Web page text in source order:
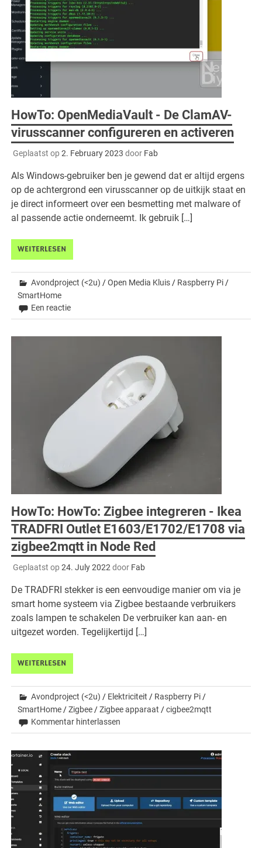
HowTo: OpenMediaVault - De ClamAV-
virusscanner configureren en activeren
Geplaatst op 2. February 2023 door Fab
Als Windows-gebruiker ben je gewend dat er altijd ergens
op de achtergrond een virusscanner op de uitkijk staat en
je direct informeert over een besmetting met malware of
al passende actie onderneemt. Ik gebruik […]
WEITERLESEN
Avondproject (<2u) /Open Media Kluis / Raspberry Pi /
SmartHome
Een reactie
HowTo: HowTo: Zigbee integreren - Ikea
TRADFRI Outlet E1603/E1702/E1708 via
zigbee2mqtt in Node Red
Geplaatst op 24. July 2022 door Fab
De TRADFRI stekker is een eenvoudige manier om via je
smart home systeem via Zigbee bestaande verbruikers
zoals lampen te schakelen De verbruiker kan aan- en
uitgezet worden. Tegelijkertijd […]
WEITERLESEN
Avondproject (<2u) / Elektriciteit / Raspberry Pi /
SmartHome /Zigbee /Zigbee apparaat /cigbee2mqtt
Kommentar hinterlassen